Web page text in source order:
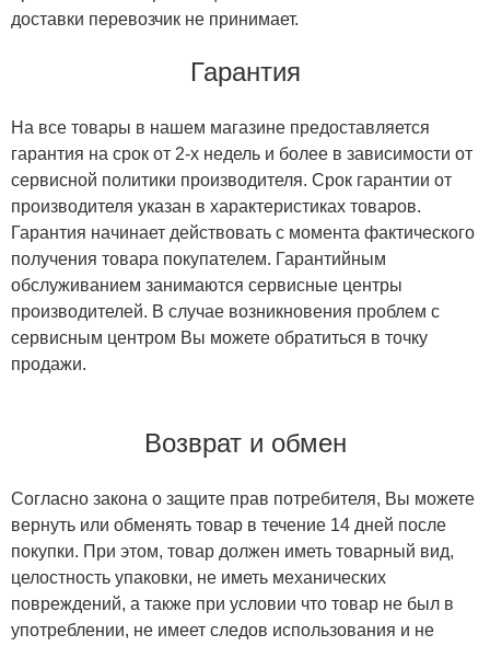
доставки перевозчик не принимает.
Гарантия
На все товары в нашем магазине предоставляется
гарантия на срок от 2-х недель и более в зависимости от
сервисной политики производителя. Срок гарантии от
производителя указан в характеристиках товаров.
Гарантия начинает действовать с момента фактического
получения товара покупателем. Гарантийным
обслуживанием занимаются сервисные центры
производителей. В случае возникновения проблем с
сервисным центром Вы можете обратиться в точку
продажи.
Возврат и обмен
Согласно закона о защите прав потребителя, Вы можете
вернуть или обменять товар в течение 14 дней после
покупки. При этом, товар должен иметь товарный вид,
целостность упаковки, не иметь механических
повреждений, а также при условии что товар не был в
употреблении, не имеет следов использования и не